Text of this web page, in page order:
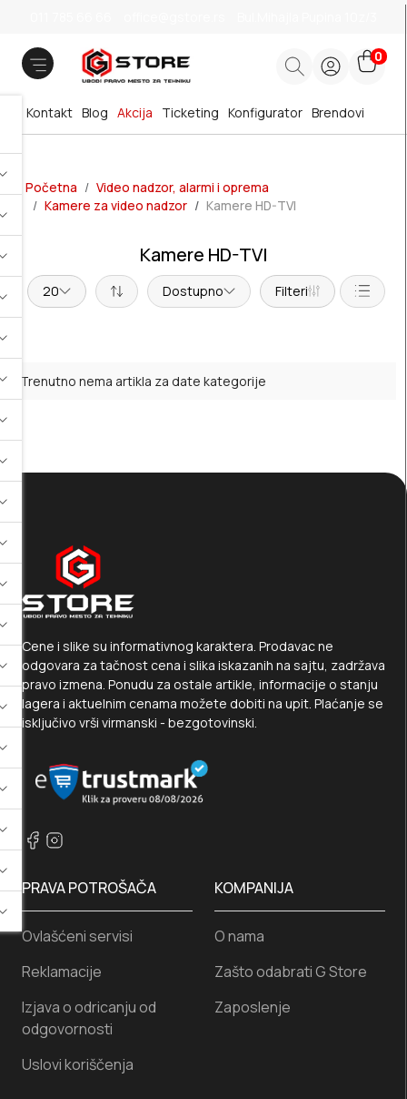
0
Brendovi
Blog Akcija
Kontakt Ticketing Konfigurator
Početna
Video nadzor, alarmi i oprema
Kamere za video nadzor
Kamere HD-TVI
Kamere HD-TVI
20 Dostupno Filteri
Trenutno nema artikla za date kategorije
Cene i slike su informativnog karaktera. Prodavac ne
odgovara za tačnost cena i slika iskazanih na sajtu, zadržava
pravo izmena. Ponudu za ostale artikle, informacije o stanju
lagera i aktuelnim cenama možete dobiti na upit. Plaćanje se
isključivo vrši virmanski - bezgotovinski.
PRAVA POTROŠAČA
Ovlašćeni servisi
Reklamacije
Izjava o odricanju od
odgovornosti
Uslovi koriščenja
KOMPANIJA
O nama
Zašto odabrati G Store
Zaposlenje